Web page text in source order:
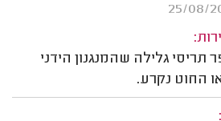
תריסי גלילה שהמנגנון הידני
החוט נקרע.